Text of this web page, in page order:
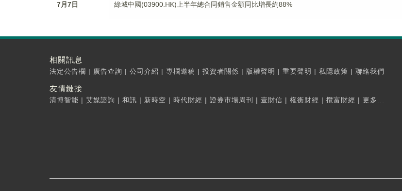
7月7日 綠城中國(03900.HK)上半年總合同銷售金額同比增長約88%
相關訊息
法定公告欄 | 廣告查詢 | 公司介紹 | 專欄邀稿 | 投資者關係 | 版權聲明 | 重要聲明 | 私隱政策 | 聯絡我們
友情鏈接
清博智能 | 艾媒諮詢 | 和訊 | 新時空 | 時代財經 | 證券市場周刊 | 壹財信 | 權衡財經 | 攬富財經 | 更多...